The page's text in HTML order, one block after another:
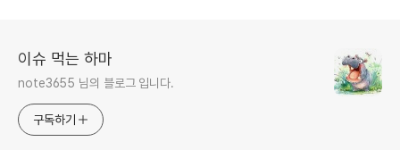
이슈 먹는 하마
note3655 님의 블로그 입니다.
구독하기